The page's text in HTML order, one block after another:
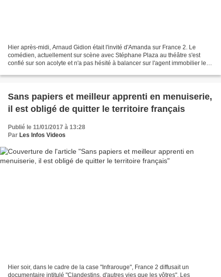
Hier après-midi, Arnaud Gidion était l'invité d'Amanda sur France 2. Le
comédien, actuellement sur scène avec Stéphane Plaza au théâtre s'est
confié sur son acolyte et n'a pas hésité à balancer sur l'agent immobilier le
Sans papiers et meilleur apprenti en menuiserie,
il est obligé de quitter le territoire français
Publié le 11/01/2017 à 13:28
Par Les Infos Videos
Hier soir, dans le cadre de la case "Infrarouge", France 2 diffusait un
documentaire intitulé "Clandestins, d'autres vies que les vôtres". Les